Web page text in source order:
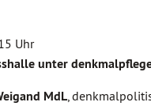
Uhr
unter
MdL ,